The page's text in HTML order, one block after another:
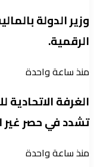
وزير الدولة
الرقمية.
منذ ساعة واحدة
الغرفة الاتحادية
تشدد في حصر غير
منذ ساعة واحدة